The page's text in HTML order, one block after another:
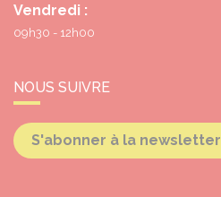
Vendredi :
09h30 - 12h00
NOUS SUIVRE
S'abonner à la newsletter